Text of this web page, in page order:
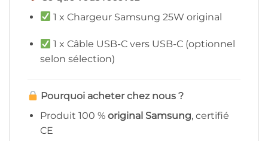
1 x Chargeur Samsung 25W original
1 x Câble USB-C vers USB-C (optionnel
selon sélection)
Pourquoi acheter chez nous ?
Produit 100 % original Samsung, certifié
CE